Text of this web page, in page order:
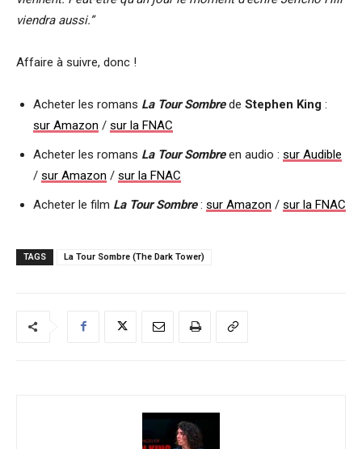
viendra aussi.”
Affaire à suivre, donc !
Acheter les romans La Tour Sombrede Stephen King :
sur Amazon / sur la FNAC
Acheter les romans La Tour Sombreen audio : sur Audible
/ sur Amazon / sur la FNAC
Acheter le film La Tour Sombre: sur Amazon / sur la FNAC
TAGS La Tour Sombre (The Dark Tower)